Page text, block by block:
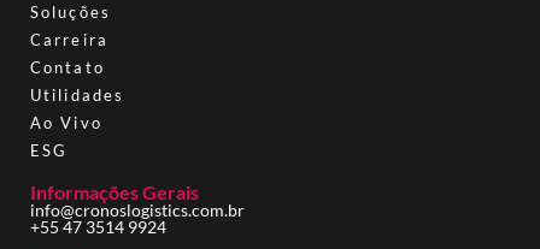
Soluções
Carreira
Contato
Utilidades
Ao Vivo
ESG
Informações Gerais
info@cronoslogistics.com.br
+55 47 3514 9924